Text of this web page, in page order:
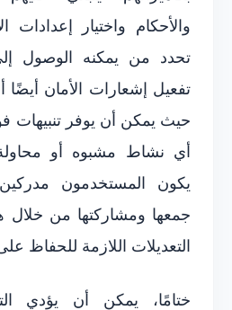
والأحكام واختيار إعدادات
تحدد من يمكنه الوصول
تفعيل إشعارات الأمان أيضًا
حيث يمكن أن يوفر
أي نشاط مشبوه أو
يكون المستخدمون مدركين
جمعها ومشاركتها من خلال
التعديلات اللازمة للحفاظ
ختامًا، يمكن أن يؤدي